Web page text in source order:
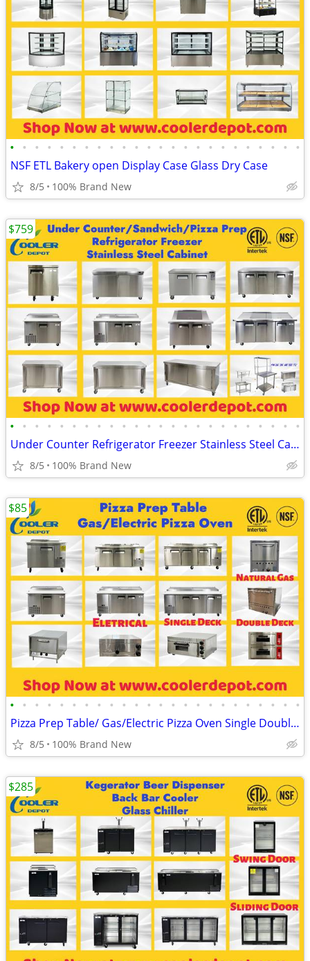
• • • • • • • • • • • • • • • • • • • • • • • •
NSF ETL Bakery open Display Case Glass Dry Case
8/5 100% Brand New
• • • • • • • • • • • • • • • • • • • • • • • •
Under Counter Refrigerator Freezer Stainless Steel Cabinet
8/5 100% Brand New
$759
• • • • • • • • • • • • • • • • • • • • • • • •
Pizza Prep Table/ Gas/Electric Pizza Oven Single Double Deck
8/5 100% Brand New
$85
$285